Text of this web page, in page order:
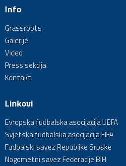
Info
Grassroots
Galerije
Video
Press sekcija
Kontakt
Linkovi
Evropska fudbalska asocijacija UEFA
Svjetska fudbalska asocijacija FIFA
Fudbalski savez Republike Srpske
Nogometni savez Federacije BiH